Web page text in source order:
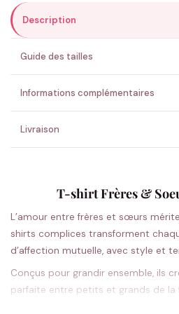
ENVOYER MA
💚 Retour sous 24-48h🇫🇷 Flocage en France
Description
Guide des tailles
Informations complémentaires
Livraison
T-shirt Frères &
L’amour entre frères et sœurs
shirts complices transforment
d’affection mutuelle, avec style et
Conçus pour grandir ensemble, ils
parfaite entre petits et grands de la